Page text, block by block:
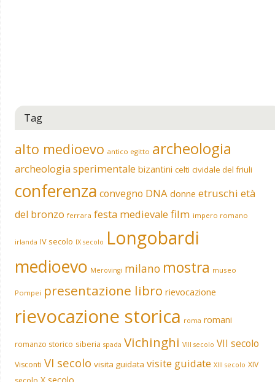
Tag
alto medioevo antico egitto archeologia
archeologia sperimentale bizantini celti cividale del friuli
conferenza convegno DNA donne etruschi età
del bronzo ferrara festa medievale film impero romano
irlanda IV secolo IX secolo Longobardi
medioevo Merovingi milano mostra museo
Pompei presentazione libro rievocazione
rievocazione storica roma romani
romanzo storico siberia spada Vichinghi VIII secolo VII secolo
Visconti VI secolo visita guidata visite guidate XIII secolo XIV